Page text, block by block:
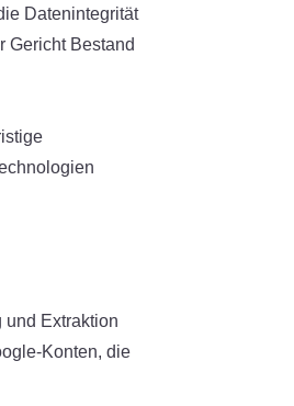
Datenintegrität
Gericht Bestand
und Extraktion
Konten, die